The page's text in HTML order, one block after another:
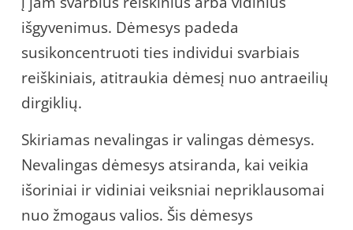
išgyvenimus. Dėmesys padeda
susikoncentruoti ties individui svarbiais
reiškiniais, atitraukia dėmesį nuo antraeilių
dirgiklių.
Skiriamas nevalingas ir valingas dėmesys.
Nevalingas dėmesys atsiranda, kai veikia
išoriniai ir vidiniai veiksniai nepriklausomai
nuo žmogaus valios. Šis dėmesys